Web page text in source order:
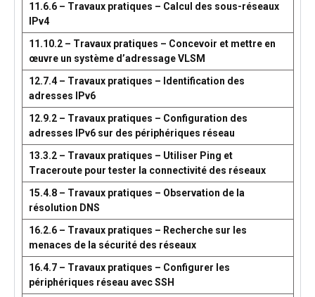
11.6.6 – Travaux pratiques – Calcul des sous-réseaux
IPv4
11.10.2 – Travaux pratiques – Concevoir et mettre en
œuvre un système d’adressage VLSM
12.7.4 – Travaux pratiques – Identification des
adresses IPv6
12.9.2 – Travaux pratiques – Configuration des
adresses IPv6 sur des périphériques réseau
13.3.2 – Travaux pratiques – Utiliser Ping et
Traceroute pour tester la connectivité des réseaux
15.4.8 – Travaux pratiques – Observation de la
résolution DNS
16.2.6 – Travaux pratiques – Recherche sur les
menaces de la sécurité des réseaux
16.4.7 – Travaux pratiques – Configurer les
périphériques réseau avec SSH